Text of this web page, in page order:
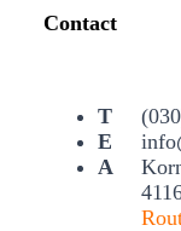
Contact